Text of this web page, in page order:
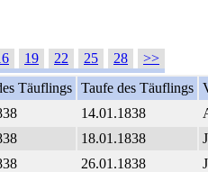
19 22 25 28
>>
Täuflings Taufe des Täuflings
14.01.1838
18.01.1838
26.01.1838